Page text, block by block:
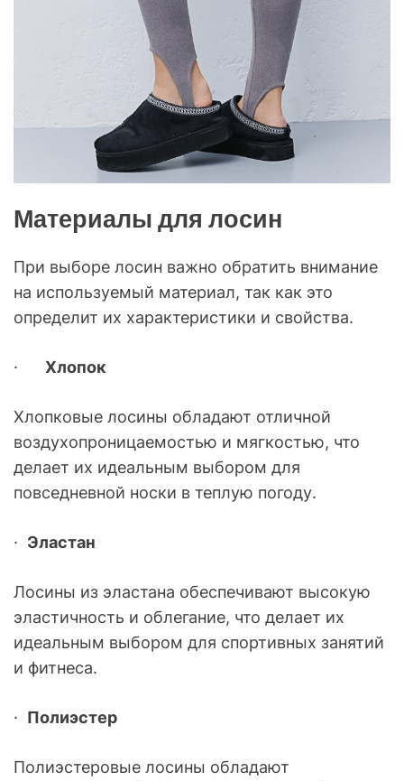
Материалы для лосин
При выборе лосин важно обратить внимание
на используемый материал, так как это
определит их характеристики и свойства.
· Хлопок
Хлопковые лосины обладают отличной
воздухопроницаемостью и мягкостью, что
делает их идеальным выбором для
повседневной носки в теплую погоду.
· Эластан
Лосины из эластана обеспечивают высокую
эластичность и облегание, что делает их
идеальным выбором для спортивных занятий
и фитнеса.
· Полиэстер
Полиэстеровые лосины обладают